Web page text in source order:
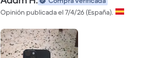
Opinión publicada el 7/4/26 (España).